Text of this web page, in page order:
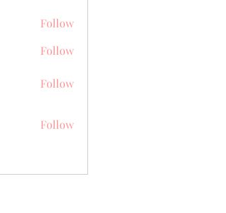
Follow
Follow
Follow
Follow